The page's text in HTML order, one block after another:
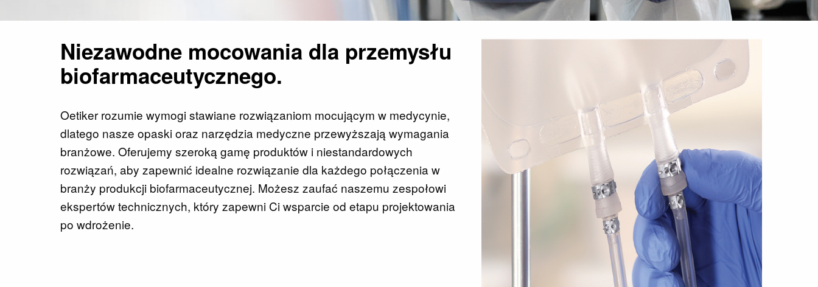
Niezawodne mocowania dla przemysłu
biofarmaceutycznego.
Oetiker rozumie wymogi stawiane rozwiązaniom mocującym w medycynie,
dlatego nasze opaski oraz narzędzia medyczne przewyższają wymagania
branżowe. Oferujemy szeroką gamę produktów i niestandardowych
rozwiązań, aby zapewnić idealne rozwiązanie dla każdego połączenia w
branży produkcji biofarmaceutycznej. Możesz zaufać naszemu zespołowi
ekspertów technicznych, który zapewni Ci wsparcie od etapu projektowania
po wdrożenie.